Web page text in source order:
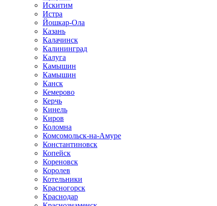
Искитим
Истра
Йошкар-Ола
Казань
Калачинск
Калининград
Калуга
Камышин
Камышин
Канск
Кемерово
Керчь
Кинель
Киров
Коломна
Комсомольск-на-Амуре
Константиновск
Копейск
Кореновск
Королев
Котельники
Красногорск
Краснодар